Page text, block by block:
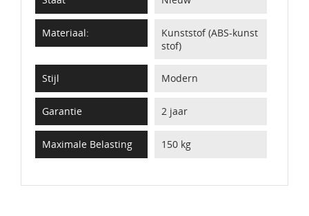
Materiaal:
Kunststof (ABS-kunst
stof)
Stijl Modern
Garantie 2 jaar
Maximale Belasting 150 kg